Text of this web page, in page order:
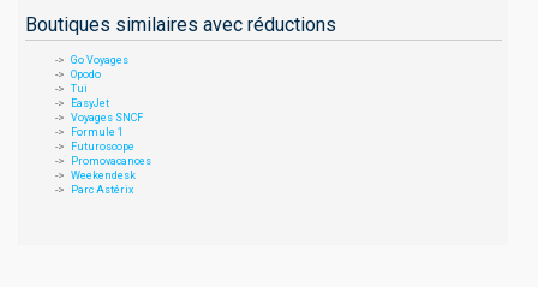
Boutiques similaires avec réductions
Go Voyages
Opodo
Tui
EasyJet
Voyages SNCF
Formule 1
Futuroscope
Promovacances
Weekendesk
Parc Astérix